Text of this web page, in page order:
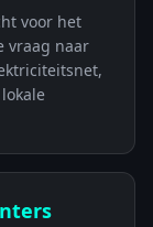
voor het
vraag naar